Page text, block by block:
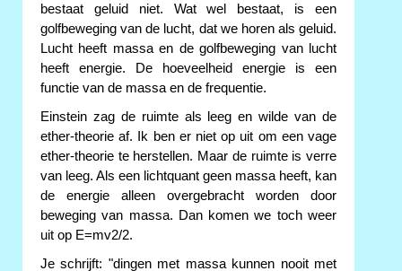
bestaat geluid niet. Wat wel bestaat, is een
golfbeweging van de lucht, dat we horen als geluid.
Lucht heeft massa en de golfbeweging van lucht
heeft energie. De hoeveelheid energie is een
functie van de massa en de frequentie.
Einstein zag de ruimte als leeg en wilde van de
ether-theorie af. Ik ben er niet op uit om een vage
ether-theorie te herstellen. Maar de ruimte is verre
van leeg. Als een lichtquant geen massa heeft, kan
de energie alleen overgebracht worden door
beweging van massa. Dan komen we toch weer
uit op E=mv2/2.
Je schrijft: "dingen met massa kunnen nooit met